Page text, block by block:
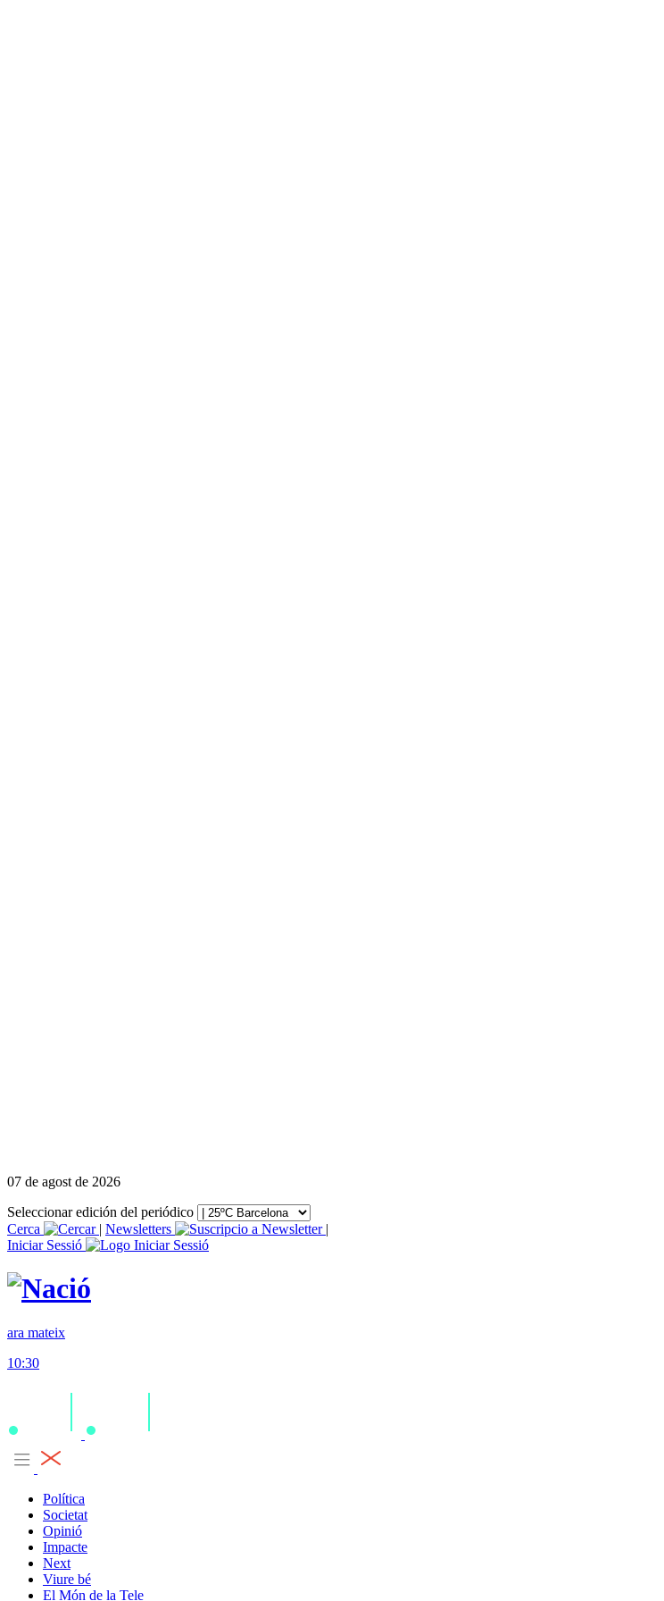
07 de agost de 2026
Seleccionar edición del periódico
Cerca
| Newsletters
|
Iniciar Sessió
ara mateix
10:30
Política
Societat
Opinió
Impacte
Next
Viure bé
El Món de la Tele